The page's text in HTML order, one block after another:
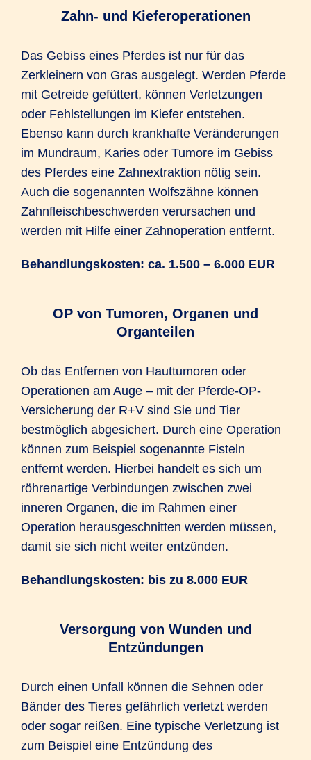
Zahn- und Kieferoperationen
Das Gebiss eines Pferdes ist nur für das
Zerkleinern von Gras ausgelegt. Werden Pferde
mit Getreide gefüttert, können Verletzungen
oder Fehlstellungen im Kiefer entstehen.
Ebenso kann durch krankhafte Veränderungen
im Mundraum, Karies oder Tumore im Gebiss
des Pferdes eine Zahnextraktion nötig sein.
Auch die sogenannten Wolfszähne können
Zahnfleischbeschwerden verursachen und
werden mit Hilfe einer Zahnoperation entfernt.
Behandlungskosten: ca. 1.500 – 6.000 EUR
OP von Tumoren, Organen und
Organteilen
Ob das Entfernen von Hauttumoren oder
Operationen am Auge – mit der Pferde-OP-
Versicherung der R+V sind Sie und Tier
bestmöglich abgesichert. Durch eine Operation
können zum Beispiel sogenannte Fisteln
entfernt werden. Hierbei handelt es sich um
röhrenartige Verbindungen zwischen zwei
inneren Organen, die im Rahmen einer
Operation herausgeschnitten werden müssen,
damit sie sich nicht weiter entzünden.
Behandlungskosten: bis zu 8.000 EUR
Versorgung von Wunden und
Entzündungen
Durch einen Unfall können die Sehnen oder
Bänder des Tieres gefährlich verletzt werden
oder sogar reißen. Eine typische Verletzung ist
zum Beispiel eine Entzündung des